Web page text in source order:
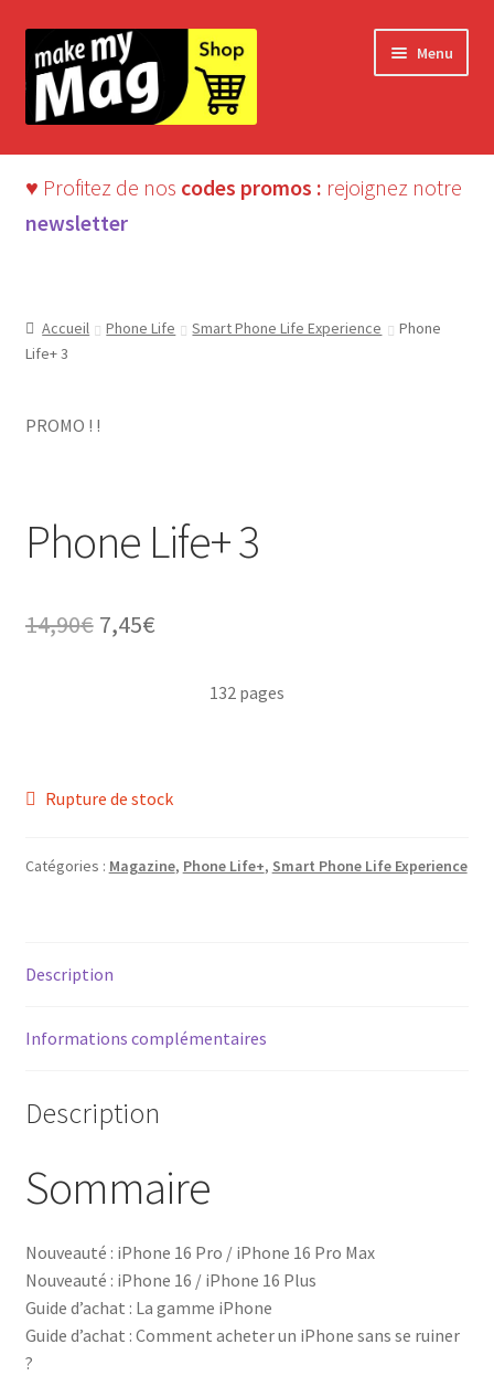
la
navigation
au
contenu
Menu
♥ Profitez de nos codes promos : rejoignez notre
newsletter
Accueil Phone Life Smart Phone Life Experience
Phone
Life+ 3
PROMO ! !
Phone Life+ 3
14,90€ Le
7,45€Le
actuel132 pages
Rupture de stock
Catégories : Magazine, Phone Life+, Smart Phone Life Experience
Description
Informations complémentaires
Description
Sommaire
Nouveauté : iPhone 16 Pro / iPhone 16 Pro Max
Nouveauté : iPhone 16 / iPhone 16 Plus
Guide d’achat : La gamme iPhone
Guide d’achat : Comment acheter un iPhone sans se ruiner
?